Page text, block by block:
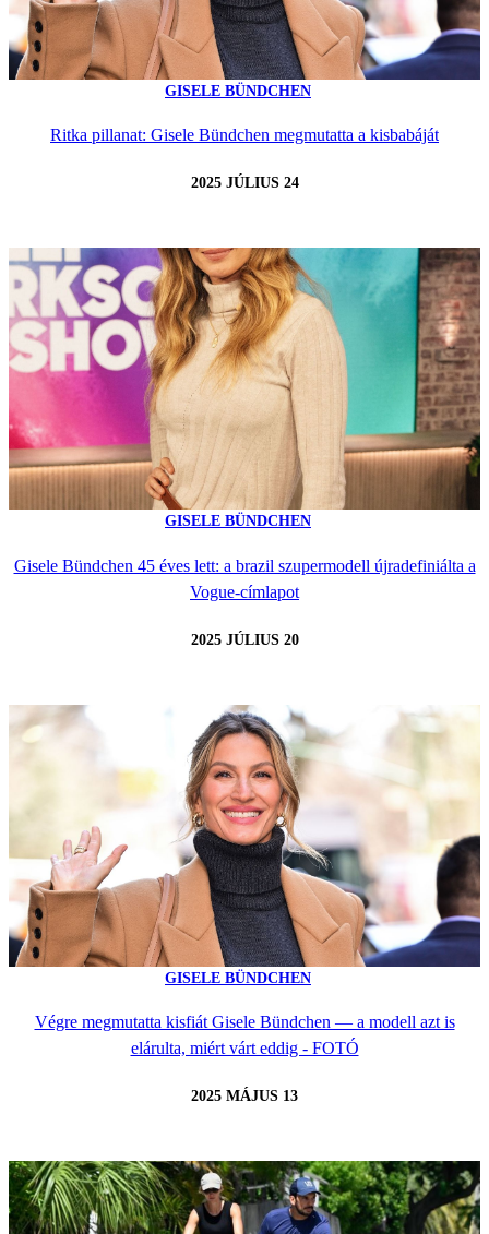
GISELE BÜNDCHEN
Ritka pillanat: Gisele Bündchen megmutatta a kisbabáját
2025 JÚLIUS 24
GISELE BÜNDCHEN
Gisele Bündchen 45 éves lett: a brazil szupermodell újradefiniálta a
Vogue-címlapot
2025 JÚLIUS 20
GISELE BÜNDCHEN
Végre megmutatta kisfiát Gisele Bündchen — a modell azt is
elárulta, miért várt eddig - FOTÓ
2025 MÁJUS 13